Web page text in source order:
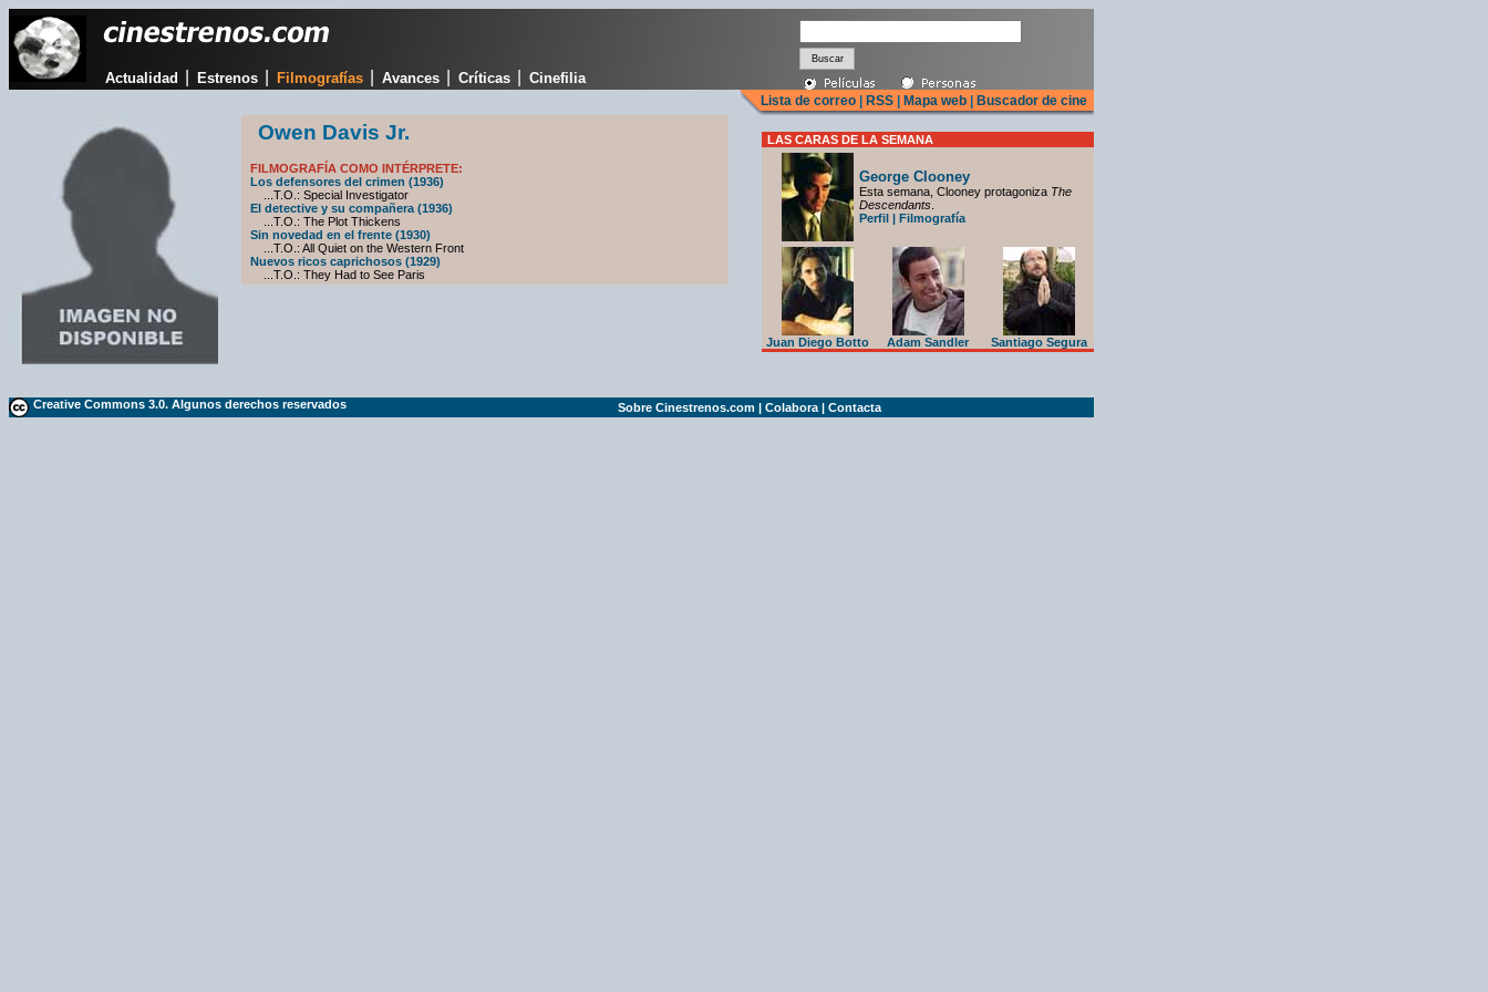
Actualidad Estrenos Filmografías Avances Críticas Cinefilia
Lista de correo RSS Mapa web Buscador de cine
Owen Davis Jr.
FILMOGRAFÍA COMO INTÉRPRETE:
Los defensores del crimen (1936)
...T.O.: Special Investigator
El detective y su compañera (1936)
...T.O.: The Plot Thickens
Sin novedad en el frente (1930)
...T.O.: All Quiet on the Western Front
Nuevos ricos caprichosos (1929)
...T.O.: They Had to See Paris
LAS CARAS DE LA SEMANA
George Clooney
Esta semana, Clooney protagoniza The
Descendants
Perfil | Filmografía
Juan Diego Botto Adam Sandler Santiago Segura
Creative Commons 3.0. Algunos derechos reservados Sobre Cinestrenos.com | Colabora | Contacta